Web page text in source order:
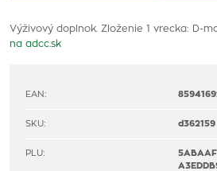
Výživový doplnok. Zloženie 1 vrecka: D-
na adcc.sk
EAN:
SKU: d362159
PLU: